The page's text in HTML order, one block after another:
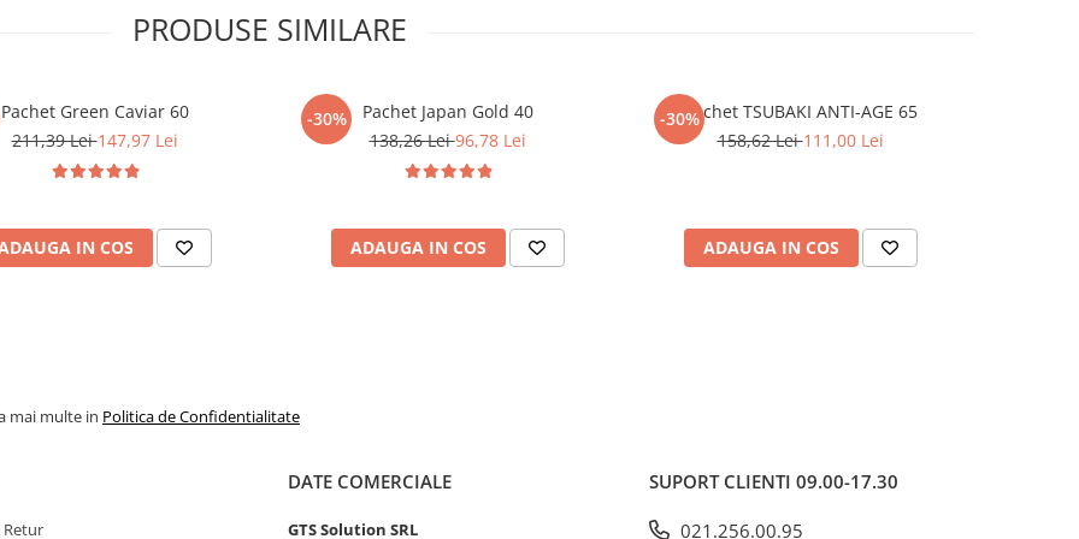
Hexanediol, Aloe Barbadensis
Candida Saitoana Extract,
Ethylhexylglycerin,
Ethylhexylglycerin,
Acryloyldimethyl
Hydrolyzed Rice Protein,
Ferment Filtrate, Fructose,
Alcohol, Butylene Glycol,
Polysorbate 60, Pentylene
Phenoxyethanol,
PRODUSE SIMILARE
Pachet Green Caviar 60
211,39 Lei147,97 Lei
IN COS
-30%
Pachet Japan Gold 40
138,26 Lei96,78 Lei
ADAUGA IN COS
-30%Pachet TSUBAKI ANTI-AGE 65
158,62 Lei111,00 Lei
ADAUGA IN COS
mai multe in Politica de Confidentialitate
Retur
DATE COMERCIALE
GTS Solution SRL
SUPORT CLIENTI 09.00-17.30
021.256.00.95